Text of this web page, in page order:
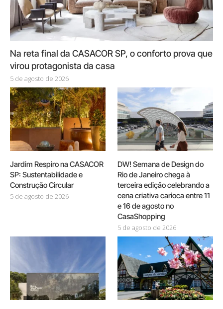
Na reta final da CASACOR SP, o conforto prova que
virou protagonista da casa
5 de agosto de 2026
Jardim Respiro na CASACOR
SP: Sustentabilidade e
Construção Circular
5 de agosto de 2026
DW! Semana de Design do
Rio de Janeiro chega à
terceira edição celebrando a
cena criativa carioca entre 11
e 16 de agosto no
CasaShopping
5 de agosto de 2026